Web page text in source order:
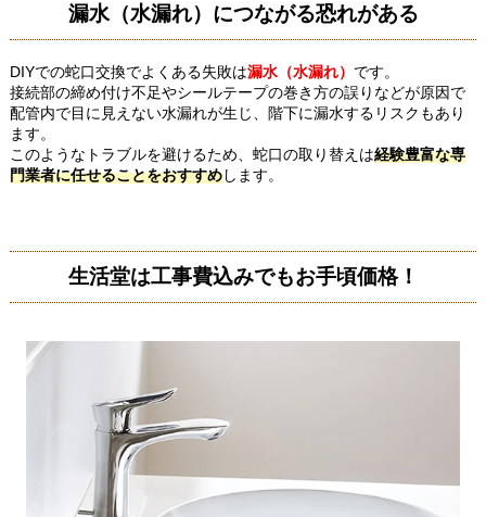
漏水（水漏れ）につながる恐れがある
DIYでの蛇口交換でよくある失敗は漏水（水漏れ） です。
接続部の締め付け不足やシールテープの巻き方の誤りなどが原因で
配管内で目に見えない水漏れが生じ、階下に漏水するリスクもあり
ます。
このようなトラブルを避けるため、蛇口の取り替えは経験豊富な専
門業者に任せることをおすすめします。
生活堂は工事費込みでもお手頃価格！